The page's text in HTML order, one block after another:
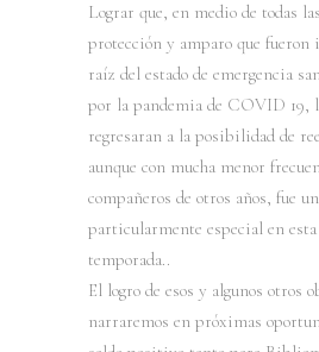
Lograr que, en medio de todas
protección y amparo que fueron
raíz del estado de emergencia
por la pandemia de COVID 19,
regresaran a la posibilidad de
aunque con mucha menor
compañeros de otros años, fue
particularmente especial en esta
temporada..
El logro de esos y algunos otros
narraremos en próximas